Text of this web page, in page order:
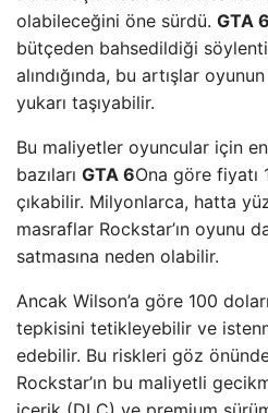
olabileceğini öne sürdü. GTA 6
bütçeden bahsedildiği
alındığında, bu artışlar
yukarı taşıyabilir.
Bu maliyetler oyuncular için
bazıları GTA 6Ona göre fiyatı
çıkabilir. Milyonlarca, hatta
masraflar Rockstar’ın oyunu
satmasına neden olabilir.
Ancak Wilson’a göre 100
tepkisini tetikleyebilir ve
edebilir. Bu riskleri göz
Rockstar’ın bu maliyetli